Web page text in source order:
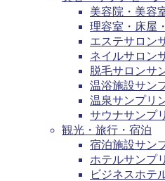
美容院・美容
理容室・床屋
エステサロン
ネイルサロン
脱毛サロンサ
温浴施設サン
温泉サンプリ
サウナサンプ
観光・旅行・宿泊
宿泊施設サン
ホテルサンプ
ビジネスホテ